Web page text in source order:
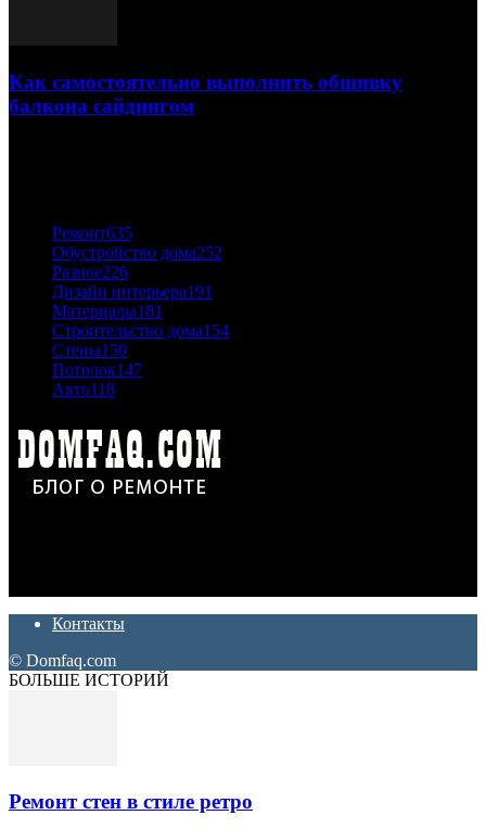
Как самостоятельно выполнить обшивку
балкона сайдингом
Ремонт635
Обустройство дома252
Разное226
Дизайн интерьера191
Материалы181
Строительство дома154
Стены150
Потолок147
Авто118
Контакты
© Domfaq.com
БОЛЬШЕ ИСТОРИЙ
Ремонт стен в стиле ретро